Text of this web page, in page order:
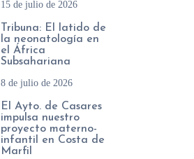
15 de julio de 2026
Tribuna: El latido de
la neonatología en
el África
Subsahariana
8 de julio de 2026
El Ayto. de Casares
impulsa nuestro
proyecto materno-
infantil en Costa de
Marfil